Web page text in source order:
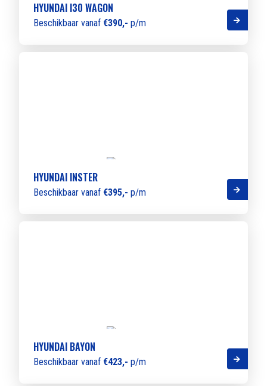
HYUNDAI I30 WAGON
Beschikbaar vanaf €390,- p/m
HYUNDAI INSTER
Beschikbaar vanaf €395,- p/m
HYUNDAI BAYON
Beschikbaar vanaf €423,- p/m